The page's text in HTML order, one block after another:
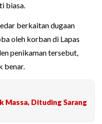
biasa.
berkaitan dugaan
oleh korban di Lapas
penikaman tersebut,
benar.
Massa, Dituding Sarang